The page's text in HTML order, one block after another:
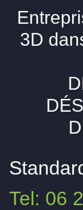
3D
Tel: 06